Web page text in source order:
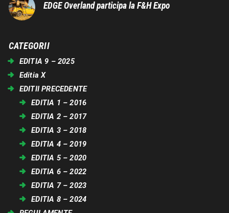
EDGE Overland participa la F&H Expo
CATEGORII
EDITIA 9 – 2025
Editia X
EDITII PRECEDENTE
EDITIA 1 – 2016
EDITIA 2 – 2017
EDITIA 3 – 2018
EDITIA 4 – 2019
EDITIA 5 – 2020
EDITIA 6 – 2022
EDITIA 7 – 2023
EDITIA 8 – 2024